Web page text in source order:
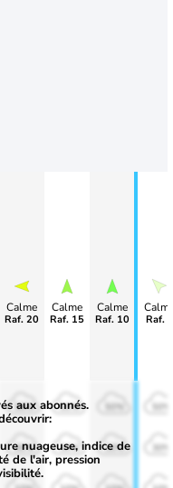
Calme
Raf. 20
Calme
Raf. 15
Calme
Raf. 10 Raf. 5
50%
30%
50%
30% 30% 30%
aux abonnés.
nuageuse, indice de
de l'air, pression